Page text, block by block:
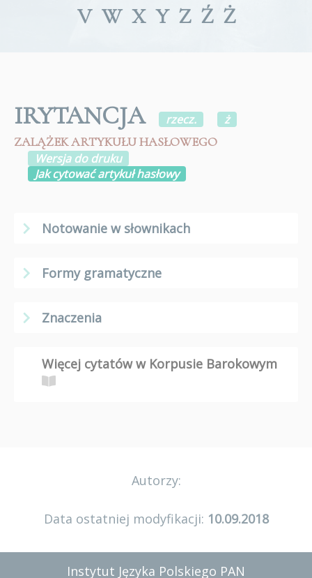
V W X Y Z Ź Ż
IRYTANCJA rzecz.
ż
ZALĄŻEK ARTYKUŁU HASŁOWEGO
Wersja do druku
Jak cytować artykuł hasłowy
Notowanie w słownikach
Formy gramatyczne
Znaczenia
Więcej cytatów w Korpusie Barokowym
Autorzy:
Data ostatniej modyfikacji: 10.09.2018
Instytut Języka Polskiego PAN